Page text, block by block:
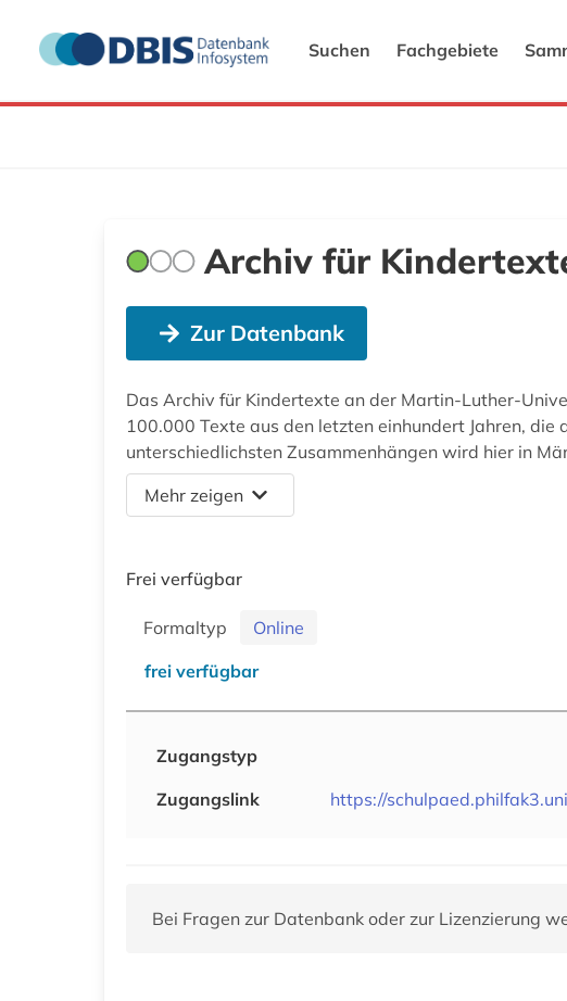
Suchen Fachgebiete
Archiv für
Zur Datenbank
Das Archiv für Kindertexte an der Martin-Luther-
100.000 Texte aus den letzten einhundert Jahren,
unterschiedlichsten Zusammenhängen wird hier in
Mehr zeigen
Frei verfügbar
Formaltyp
Online
frei verfügbar
Zugangstyp
Zugangslink
https://
Bei Fragen zur Datenbank oder zur Lizenzierung